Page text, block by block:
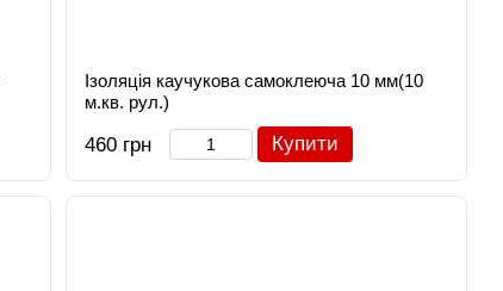
Ізоляція каучукова самоклеюча 10 мм(10
м.кв. рул.)
460 грн Купити